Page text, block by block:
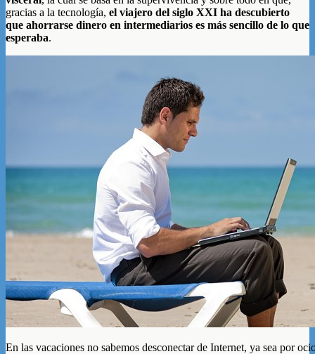
gracias a la tecnología, el viajero del siglo XXI ha descubierto
que ahorrarse dinero en intermediarios es más sencillo de lo que
esperaba.
En las vacaciones no sabemos desconectar de Internet, ya sea por